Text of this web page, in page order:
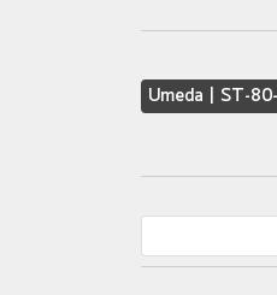
Umeda | ST-